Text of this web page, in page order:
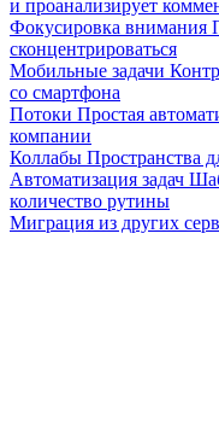
и проанализирует
Фокусировка внимания
сконцентрироваться
Мобильные задачи
со смартфона
Потоки Простая
компании
Коллабы Пространства
Автоматизация задач
количество рутины
Миграция из других